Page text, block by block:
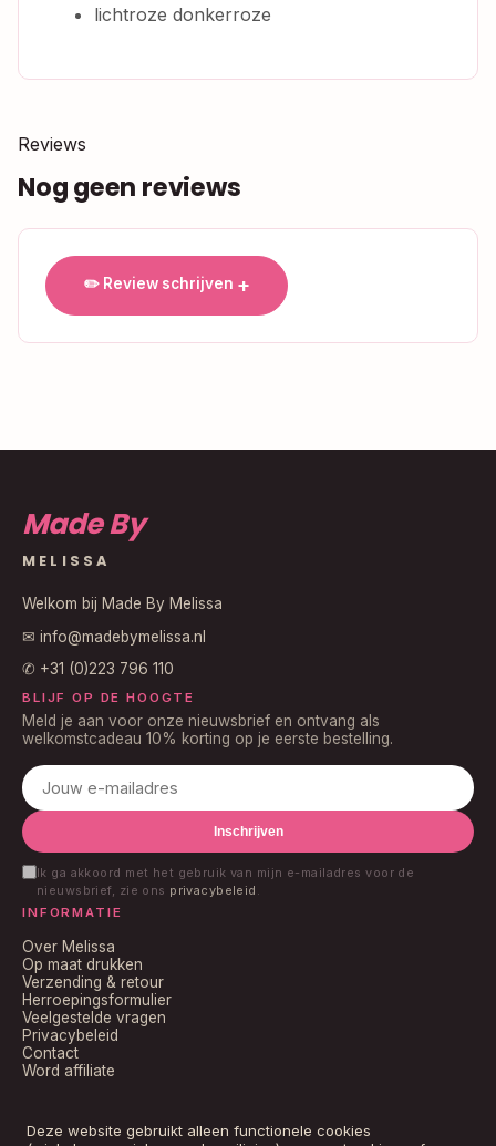
Deze website gebruikt alleen functionele cookies
lichtroze donkerroze
Reviews
Nog geen reviews
✏️ Review schrijven
Made By
MELISSA
Welkom bij Made By Melissa
✉ info@madebymelissa.nl
✆ +31 (0)223 796 110
BLIJF OP DE HOOGTE
Meld je aan voor onze nieuwsbrief en ontvang als
welkomstcadeau 10% korting op je eerste bestelling.
Inschrijven
Ik ga akkoord met het gebruik van mijn e-mailadres voor de
nieuwsbrief, zie ons privacybeleid
INFORMATIE
Over Melissa
Op maat drukken
Verzending & retour
Herroepingsformulier
Veelgestelde vragen
Privacybeleid
Contact
Word affiliate